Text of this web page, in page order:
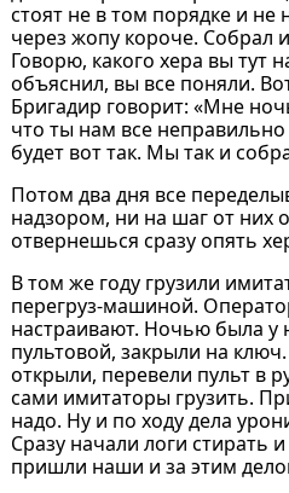
стоят не в том порядке и не
через жопу короче. Собрал
Говорю, какого хера вы тут
объяснил, вы все поняли.
Бригадир говорит: «Мне
что ты нам все
будет вот так. Мы так и
Потом два дня все
надзором, ни на шаг от них
отвернешься сразу опять
В том же году грузили
перегруз-машиной.
настраивают. Ночью была у
пультовой, закрыли на
открыли, перевели пульт в
сами имитаторы грузить.
надо. Ну и по ходу дела
Сразу начали логи стирать
пришли наши и за этим